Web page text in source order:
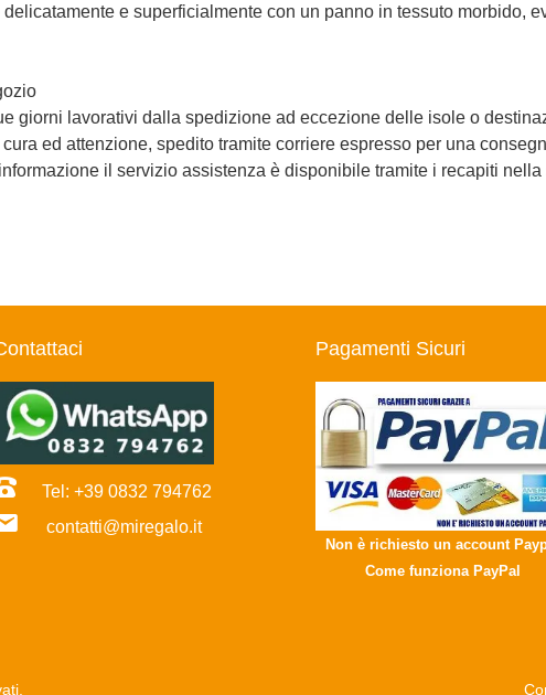
e superficialmente con un panno in tessuto morbido,
giorni lavorativi dalla spedizione ad eccezione delle isole o
ed attenzione, spedito tramite corriere espresso per una
il servizio assistenza è disponibile tramite i recapiti
Tel: +39 0832 794762
contatti@miregalo.it
Pagamenti Sicuri
Non è richiesto un account
Come funziona PayPal